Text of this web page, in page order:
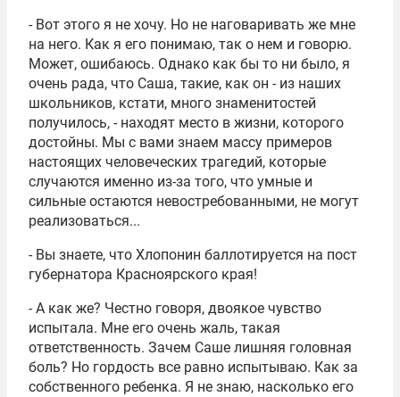
- Вот этого я не хочу. Но не наговаривать же мне
на него. Как я его понимаю, так о нем и говорю.
Может, ошибаюсь. Однако как бы то ни было, я
очень рада, что Саша, такие, как он - из наших
школьников, кстати, много знаменитостей
получилось, - находят место в жизни, которого
достойны. Мы с вами знаем массу примеров
настоящих человеческих трагедий, которые
случаются именно из-за того, что умные и
сильные остаются невостребованными, не могут
реализоваться...
- Вы знаете, что Хлопонин баллотируется на пост
губернатора Красноярского края!
- А как же? Честно говоря, двоякое чувство
испытала. Мне его очень жаль, такая
ответственность. Зачем Саше лишняя головная
боль? Но гордость все равно испытываю. Как за
собственного ребенка. Я не знаю, насколько его